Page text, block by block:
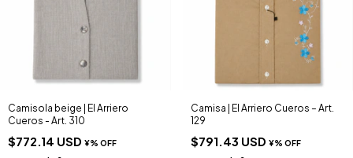
Camisola beige | El Arriero
Cueros - Art. 310
$772.14 USD
Camisa | El Arriero Cueros – Art.
129
$791.43 USD